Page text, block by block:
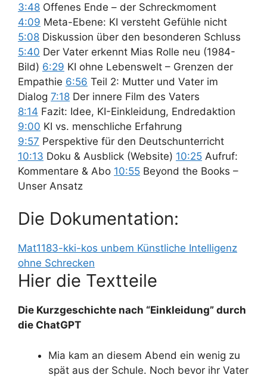
3:48 Offenes Ende – der Schreckmoment
4:09 Meta-Ebene: KI versteht Gefühle nicht
5:08 Diskussion über den besonderen Schluss
5:40 Der Vater erkennt Mias Rolle neu (1984-
Bild) 6:29 KI ohne Lebenswelt – Grenzen der
Empathie 6:56 Teil 2: Mutter und Vater im
Dialog 7:18 Der innere Film des Vaters
8:14 Fazit: Idee, KI-Einkleidung, Endredaktion
9:00 KI vs. menschliche Erfahrung
9:57 Perspektive für den Deutschunterricht
10:13 Doku & Ausblick (Website) 10:25 Aufruf:
Kommentare & Abo 10:55 Beyond the Books –
Unser Ansatz
Die Dokumentation:
Mat1183-kki-kos unbem Künstliche Intelligenz
ohne Schrecken
Hier die Textteile
Die Kurzgeschichte nach “Einkleidung” durch
die ChatGPT
Mia kam an diesem Abend ein wenig zu
spät aus der Schule. Noch bevor ihr Vater